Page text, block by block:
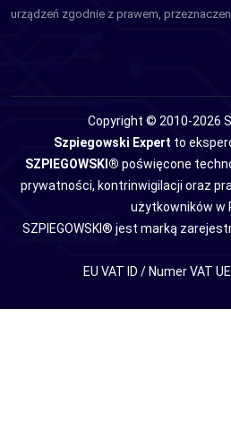
urządzeń zgodnie z prawem,
Copyright © 2010-2026
Szpiegowski Expert to
SZPIEGOWSKI® poświęcone
prywatności, kontrinwigilacji oraz
użytkowników w
SZPIEGOWSKI® jest marką
EU VAT ID / Numer VAT